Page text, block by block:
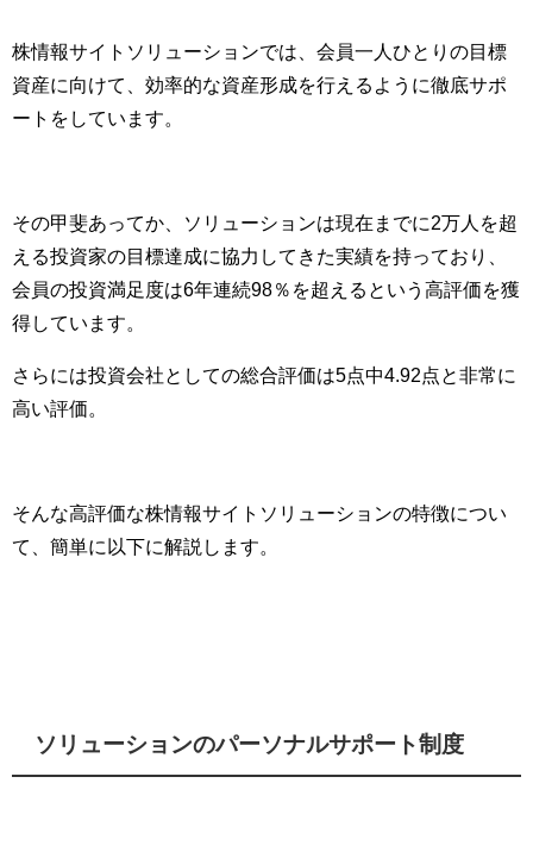
株情報サイトソリューションでは、会員一人ひとりの目標
資産に向けて、効率的な資産形成を行えるように徹底サポ
ートをしています。
その甲斐あってか、ソリューションは現在までに2万人を超
える投資家の目標達成に協力してきた実績を持っており、
会員の投資満足度は6年連続98％を超えるという高評価を獲
得しています。
さらには投資会社としての総合評価は5点中4.92点と非常に
高い評価。
そんな高評価な株情報サイトソリューションの特徴につい
て、簡単に以下に解説します。
ソリューションのパーソナルサポート制度